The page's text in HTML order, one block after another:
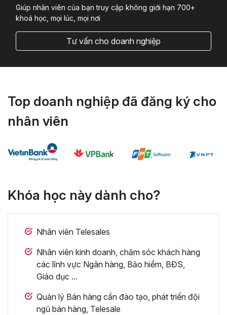
Giúp nhân viên của bạn truy cập không giới hạn 700+
khoá học, mọi lúc, mọi nơi
Tư vấn cho doanh nghiệp
Top doanh nghiệp đã đăng ký cho
nhân viên
Khóa học này dành cho?
Nhân viên Telesales
Nhân viên kinh doanh, chăm sóc khách hàng
các lĩnh vực Ngân hàng, Bảo hiểm, BĐS,
Giáo dục ...
Quản lý Bán hàng cần đào tạo, phát triển đội
ngũ bán hàng, Telesale